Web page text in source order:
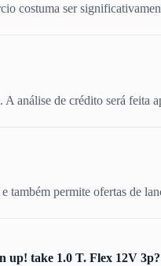
costuma ser
análise de crédito será feita
também permite ofertas de
up! take 1.0 T. Flex 12V 3p?